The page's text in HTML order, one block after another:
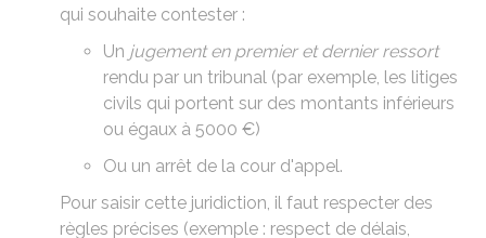
qui souhaite contester :
Un jugement en premier et dernier ressort
rendu par un tribunal (par exemple, les litiges
civils qui portent sur des montants inférieurs
ou égaux à 5000 €)
Ou un arrêt de la cour d'appel.
Pour saisir cette juridiction, il faut respecter des
règles précises (exemple : respect de délais,